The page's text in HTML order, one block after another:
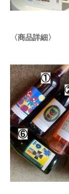
〈商品詳細〉